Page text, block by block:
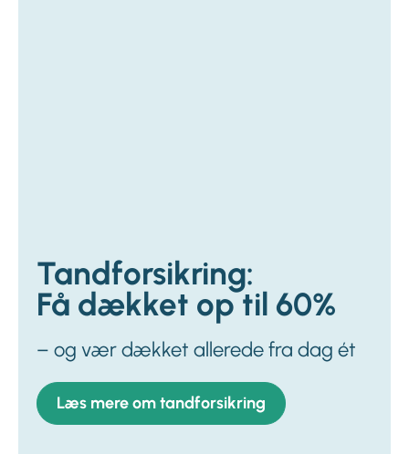
Tandforsikring:
Få dækket op til 60%
– og vær dækket allerede fra dag ét
Læs mere om tandforsikring